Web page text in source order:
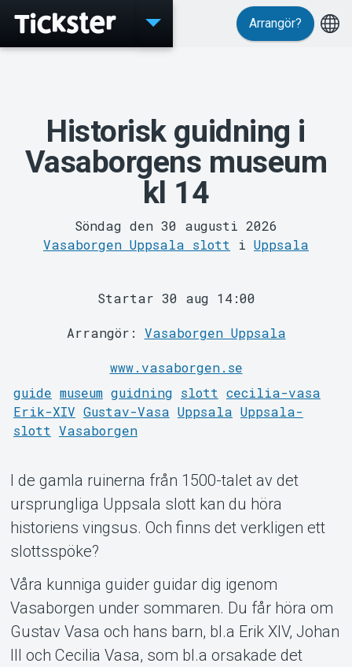
MyTickster
Support
Arrangör?
Historisk guidning i
Vasaborgens museum
kl 14
Söndag den 30 augusti 2026
Vasaborgen Uppsala slott i Uppsala
Startar 30 aug 14:00
Arrangör: Vasaborgen Uppsala
www.vasaborgen.se
guide museum guidning slott cecilia-vasa
Erik-XIV Gustav-Vasa Uppsala Uppsala-
slott Vasaborgen
I de gamla ruinerna från 1500-talet av det
ursprungliga Uppsala slott kan du höra
historiens vingsus. Och finns det verkligen ett
slottsspöke?
Våra kunniga guider guidar dig igenom
Vasaborgen under sommaren. Du får höra om
Gustav Vasa och hans barn, bl.a Erik XIV, Johan
III och Cecilia Vasa, som bl.a orsakade det